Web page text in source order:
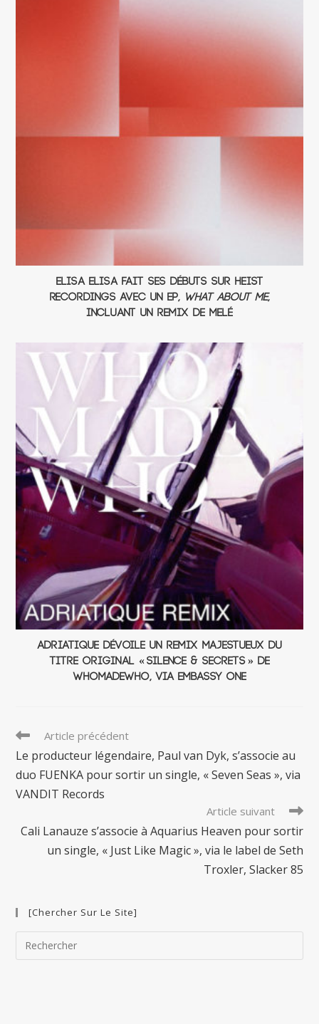
Elisa Elisa fait ses débuts sur Heist
Recordings avec un EP, What About Me,
incluant un remix de Melé
Adriatique dévoile un remix majestueux du
titre original « Silence & Secrets » de
WhoMadeWho, via Embassy One
Read
more
articles
Article précédent
Le producteur légendaire, Paul van Dyk, s’associe au
duo FUENKA pour sortir un single, « Seven Seas », via
VANDIT Records
Article suivant
Cali Lanauze s’associe à Aquarius Heaven pour sortir
un single, « Just Like Magic », via le label de Seth
Troxler, Slacker 85
[Chercher Sur Le Site]